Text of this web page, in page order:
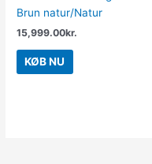
Brun natur/Natur
15,999.00kr.
KØB NU